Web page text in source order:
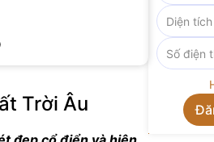
Trời Âu